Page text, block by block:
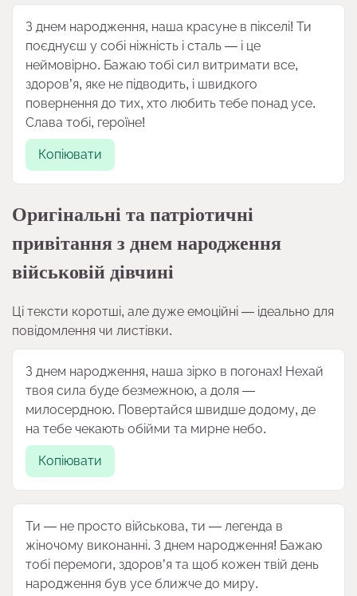
З днем народження, наша красуне в пікселі! Ти
поєднуєш у собі ніжність і сталь — і це
неймовірно. Бажаю тобі сил витримати все,
здоров’я, яке не підводить, і швидкого
повернення до тих, хто любить тебе понад усе.
Слава тобі, героїне!
Копіювати
Оригінальні та патріотичні
привітання з днем народження
військовій дівчині
Ці тексти коротші, але дуже емоційні — ідеально для
повідомлення чи листівки.
З днем народження, наша зірко в погонах! Нехай
твоя сила буде безмежною, а доля —
милосердною. Повертайся швидше додому, де
на тебе чекають обійми та мирне небо.
Копіювати
Ти — не просто військова, ти — легенда в
жіночому виконанні. З днем народження! Бажаю
тобі перемоги, здоров’я та щоб кожен твій день
народження був усе ближче до миру.